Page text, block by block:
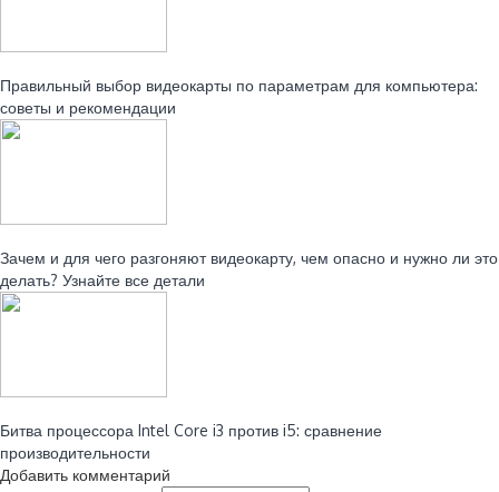
Правильный выбор видеокарты по параметрам для компьютера:
советы и рекомендации
Зачем и для чего разгоняют видеокарту, чем опасно и нужно ли это
делать? Узнайте все детали
Битва процессора Intel Core i3 против i5: сравнение
производительности
Добавить комментарий